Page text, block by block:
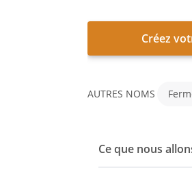
Créez
AUTRES NOMS
Ce que nous